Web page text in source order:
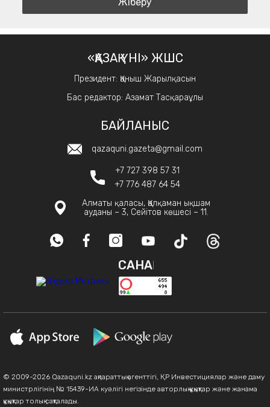
«ҚАЗАҚ ҮНІ» ЖШС
Президент: Қаныш Жарылқасын
Бас редактор: Азамат Тасқараұлы
БАЙЛАНЫС
qazaquni.gazeta@gmail.com
+7 727 398 57 31
+7 776 487 64 54
Алматы қаласы, Қалқаман ықшам
ауданы – 3, Сейітов көшесі – 11.
САНАҚ
© 2009-2026 Qazaquni.kz ақпараттық агенттігі, ҚР Инвестициялар және даму
министрлігінің № 15439-ИА куәлігі негізінде авторлық құқықтар және жанама
құқықтар толық сақталады.